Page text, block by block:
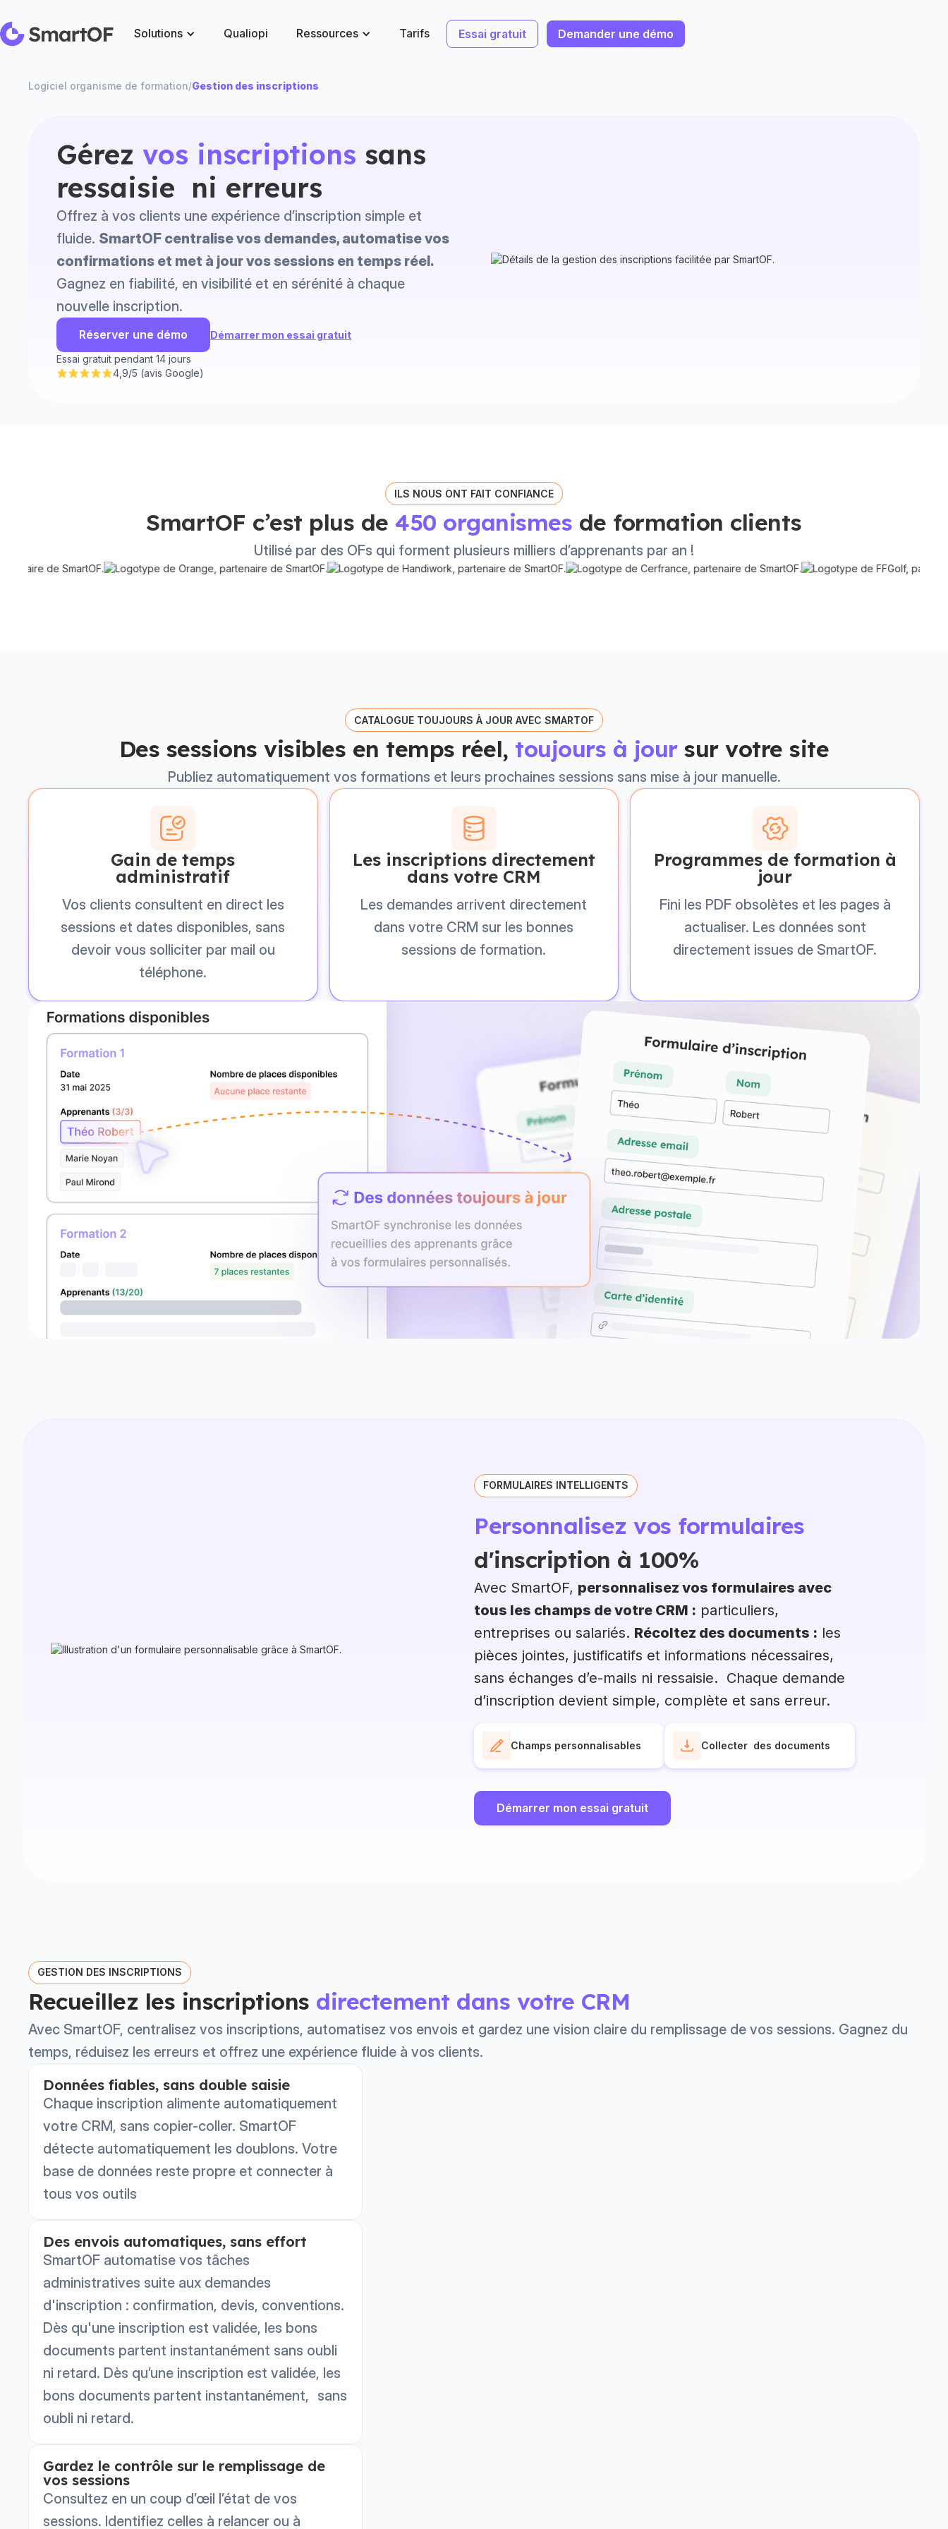
Solutions Qualiopi Ressources Tarifs Essai gratuit Demander une démo
Logiciel organisme de formation/Gestion des inscriptions
Gérez vos inscriptions sans
ressaisie ni erreurs
Offrez à vos clients une expérience d’inscription simple et
fluide. SmartOF centralise vos demandes, automatise vos
confirmations et met à jour vos sessions en temps réel.
Gagnez en fiabilité, en visibilité et en sérénité à chaque
nouvelle inscription.
Réserver une démo Démarrer mon essai gratuit
Essai gratuit pendant 14 jours
4,9/5 (avis Google)
ILS NOUS ONT FAIT CONFIANCE
SmartOF c’est plus de450 organismes de formation clients
Utilisé par des OFs qui forment plusieurs milliers d’apprenants par an !
CATALOGUE TOUJOURS À JOUR AVEC SMARTOF
Des sessions visibles en temps réel, toujours à jour sur votre site
Publiez automatiquement vos formations et leurs prochaines sessions sans mise à jour manuelle.
Gain de temps
administratif
Vos clients consultent en direct les
sessions et dates disponibles, sans
devoir vous solliciter par mail ou
téléphone.
Les inscriptions directement
dans votre CRM
Les demandes arrivent directement
dans votre CRM sur les bonnes
sessions de formation.
Programmes de formation à
jour
Fini les PDF obsolètes et les pages à
actualiser. Les données sont
directement issues de SmartOF.
FORMULAIRES INTELLIGENTS
Personnalisez vos formulaires
d'inscription à 100%
Avec SmartOF, personnalisez vos formulaires avec
tous les champs de votre CRM : particuliers,
entreprises ou salariés. Récoltez des documents : les
pièces jointes, justificatifs et informations nécessaires,
sans échanges d’e-mails ni ressaisie. Chaque demande
d’inscription devient simple, complète et sans erreur.
Champs personnalisables Collecter des documents
Démarrer mon essai gratuit
GESTION DES INSCRIPTIONS
Recueillez les inscriptions directement dans votre CRM
Avec SmartOF, centralisez vos inscriptions, automatisez vos envois et gardez une vision claire du remplissage de vos sessions. Gagnez du
temps, réduisez les erreurs et offrez une expérience fluide à vos clients.
Données fiables, sans double saisie
Chaque inscription alimente automatiquement
votre CRM, sans copier-coller. SmartOF
détecte automatiquement les doublons. Votre
base de données reste propre et connecter à
tous vos outils
Des envois automatiques, sans effort
SmartOF automatise vos tâches
administratives suite aux demandes
d'inscription : confirmation, devis, conventions.
Dès qu'une inscription est validée, les bons
documents partent instantanément sans oubli
ni retard. Dès qu’une inscription est validée, les
bons documents partent instantanément, sans
oubli ni retard.
Gardez le contrôle sur le remplissage de
vos sessions
Consultez en un coup d’œil l’état de vos
sessions. Identifiez celles à relancer ou à